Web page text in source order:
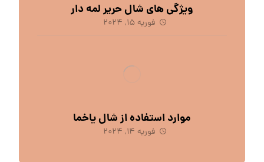
ویژگی های شال حریر لمه دار
فوریه 15, 2024
موارد استفاده از شال یاخما
فوریه 14, 2024